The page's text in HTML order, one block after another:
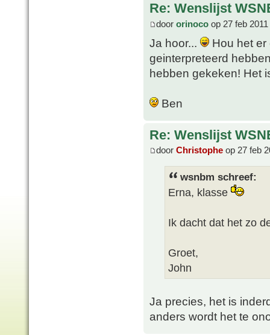
Re: Wenslijst
door orinoco op 27 feb
Ja hoor...
Hou het
geinterpreteerd
hebben gekeken! Het
Ben
Re: Wenslijst
door Christophe op 27 feb
wsnbm schreef:
Erna, klasse
Ik dacht dat het zo
Groet,
John
Ja precies, het is
anders wordt het te